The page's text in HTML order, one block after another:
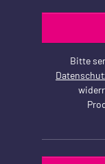
Bitte